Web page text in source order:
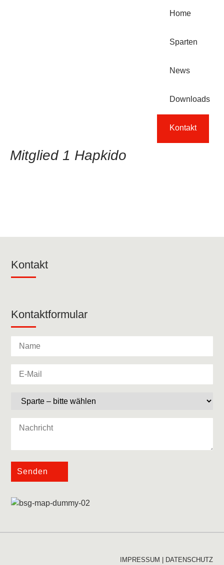
Home
Sparten
News
Downloads
Kontakt
Mitglied 1 Hapkido
Kontakt
Kontaktformular
Senden
IMPRESSUM DATENSCHUTZ